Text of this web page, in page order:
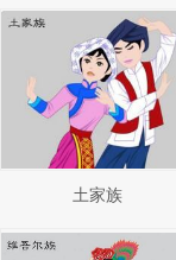
土家族